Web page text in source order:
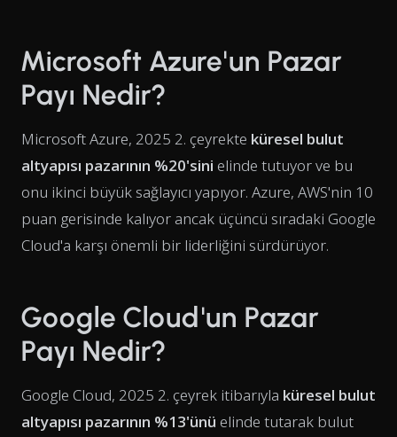
Microsoft Azure'un Pazar
Payı Nedir?
Microsoft Azure, 2025 2. çeyrekte küresel bulut
altyapısı pazarının %20'sini elinde tutuyor ve bu
onu ikinci büyük sağlayıcı yapıyor. Azure, AWS'nin 10
puan gerisinde kalıyor ancak üçüncü sıradaki Google
Cloud'a karşı önemli bir liderliğini sürdürüyor.
Google Cloud'un Pazar
Payı Nedir?
Google Cloud, 2025 2. çeyrek itibarıyla küresel bulut
altyapısı pazarının %13'ünü elinde tutarak bulut